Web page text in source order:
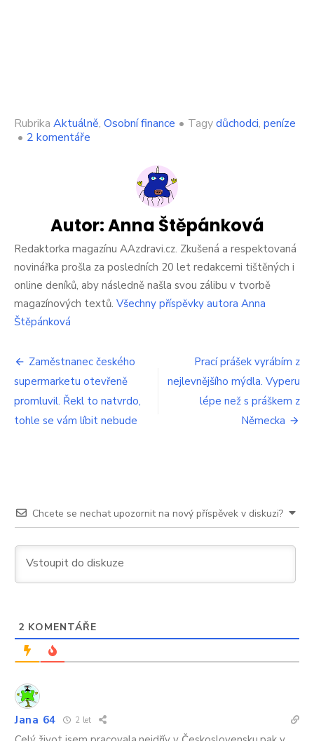
Rubrika Aktuálně, Osobní finance • Tagydůchodci, peníze
• 2 komentáře
na
důchod,
když
celý
život
nepracuji?
Autor:Anna Štěpánková
Redaktorka magazínu AAzdravi.cz. Zkušená a respektovaná
novinářka prošla za posledních 20 let redakcemi tištěných i
online deníků, aby následně našla svou zálibu v tvorbě
magazínových textů. Všechny příspěvky autora Anna
Štěpánková
Navigace
pro
příspěvek
Zaměstnanec českého
supermarketu otevřeně
promluvil. Řekl to natvrdo,
tohle se vám líbit nebude
Prací prášek vyrábím z
nejlevnějšího mýdla. Vyperu
lépe než s práškem z
Německa
Chcete se nechat upozornit na nový příspěvek v diskuzi?
2 KOMENTÁŘE
Jana 64 2 let